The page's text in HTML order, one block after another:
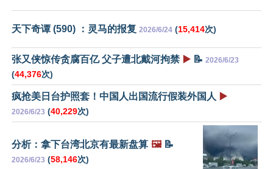
天下奇谭 (590) ：灵马的报复 2026/6/24 (15,414次)
张又侠惊传贪腐百亿 父子遭北戴河拘禁 ▶️ 📝 2026/6/23
(44,376次)
疯抢美日台护照套！中国人出国流行假装外国人 ▶️
2026/6/23 (40,229次)
分析：拿下台湾北京有最新盘算 🖼️📝
2026/6/23 (58,146次)